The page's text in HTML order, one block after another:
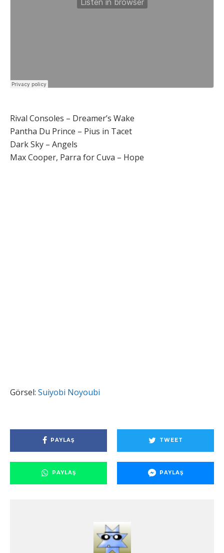
Rival Consoles – Dreamer’s Wake
Pantha Du Prince – Pius in Tacet
Dark Sky – Angels
Max Cooper, Parra for Cuva – Hope
Görsel: Suiyobi Noyoubi
PAYLAŞ TWEET
PAYLAŞ PAYLAŞ